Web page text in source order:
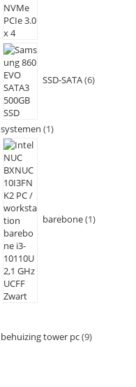
SSD-SATA 6
systemen 1
barebone 1
behuizing tower pc 9